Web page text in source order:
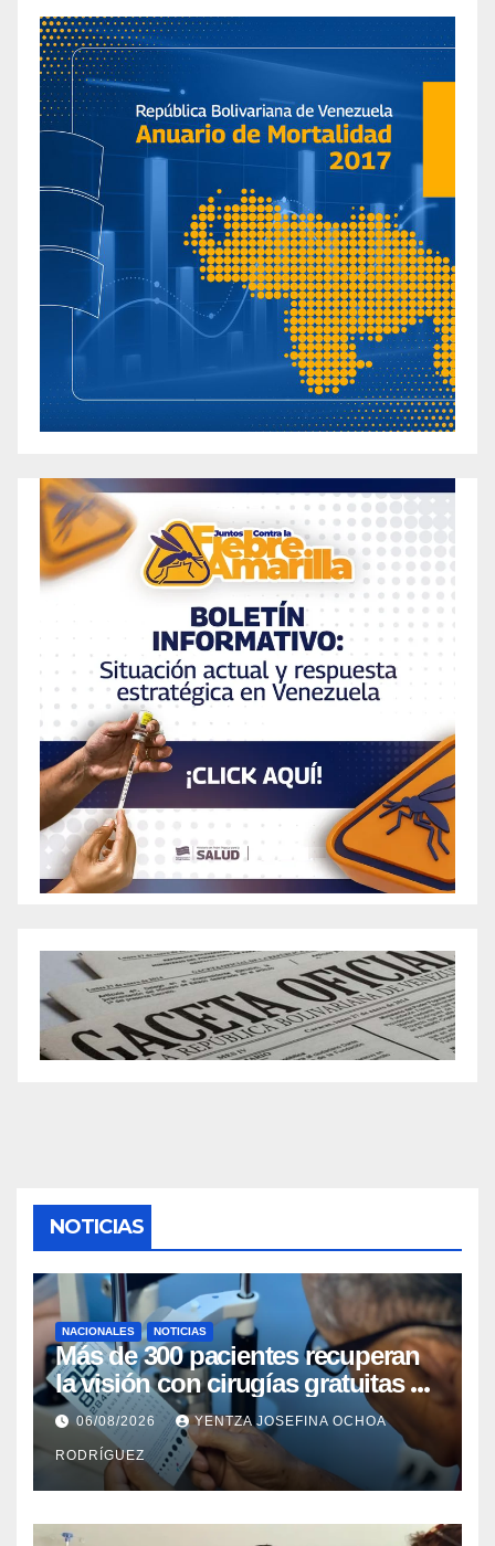
NOTICIAS
NACIONALES NOTICIAS
Más de 300 pacientes recuperan
la visión con cirugías gratuitas de
cataratas en Zulia
06/08/2026 YENTZA JOSEFINA OCHOA
RODRÍGUEZ